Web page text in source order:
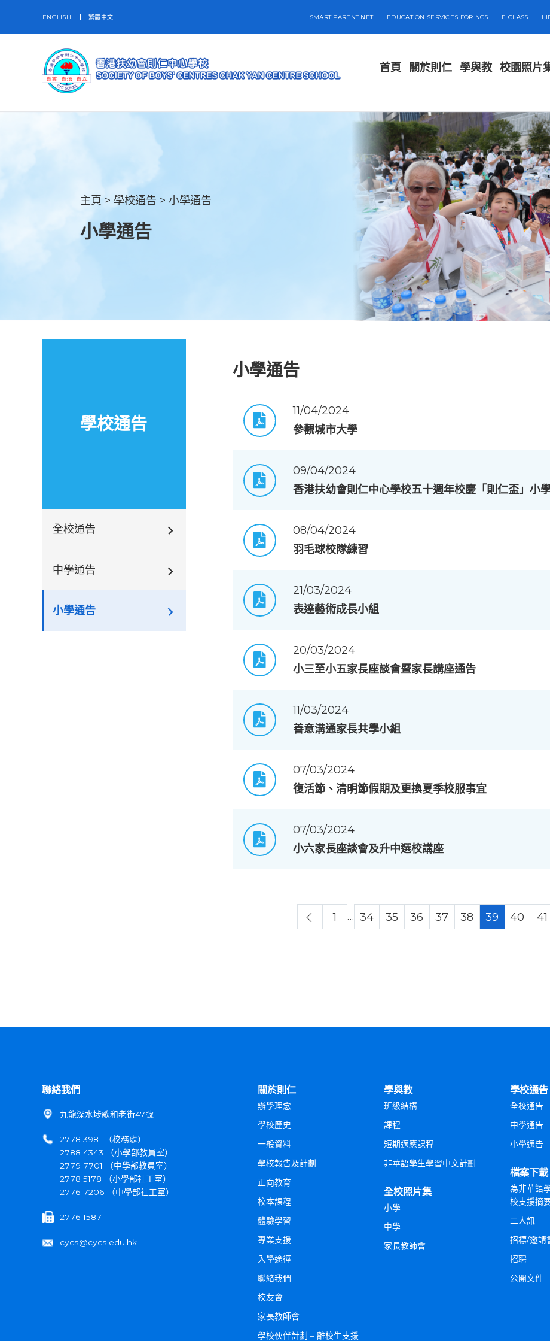
ENGLISH 繁體中文 SMART PARENT NET EDUCATION SERVICES FOR NCS E CLASS
首頁 關於則仁 學與教 校園照片
主頁 > 學校通告 >小學通告
小學通告
學校通告
全校通告
中學通告
小學通告
小學通告
11/04/2024
參觀城市大學
09/04/2024
香港扶幼會則仁中心學校五十週年校慶「則仁盃」小
08/04/2024
羽毛球校隊練習
21/03/2024
表達藝術成長小組
20/03/2024
小三至小五家長座談會暨家長講座通告
11/03/2024
善意溝通家長共學小組
07/03/2024
復活節、清明節假期及更換夏季校服事宜
07/03/2024
小六家長座談會及升中選校講座
1 … 34 35 36 37 38 39 40 41
聯絡我們
九龍深水埗歌和老街47號
2778 3981 （校務處）
2788 4343 （小學部教員室）
2779 7701 （中學部教員室）
2778 5178 （小學部社工室）
2776 7206 （中學部社工室）
2776 1587
cycs@cycs.edu.hk
關於則仁
辦學理念
學校歷史
一般資料
學校報告及計劃
正向教育
校本課程
體驗學習
專業支援
入學途徑
聯絡我們
校友會
家長教師會
學校伙伴計劃 – 離校生支援
學與教
班級結構
課程
短期適應課程
非華語學生學習中文計劃
全校照片集
小學
中學
家長教師會
學校通告
全校通告
中學通告
小學通告
檔案下載
為非華語
校支援摘
二人訊
招標/邀請
招聘
公開文件